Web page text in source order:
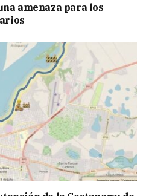
amenaza para los